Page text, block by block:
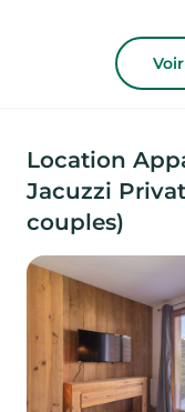
Location
Jacuzzi
couples)